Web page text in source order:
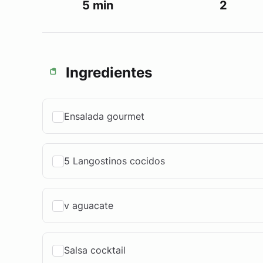
5 min 2
Ingredientes
Ensalada gourmet
5 Langostinos cocidos
v aguacate
Salsa cocktail